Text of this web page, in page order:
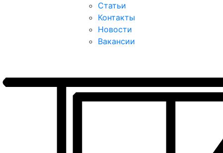
Статьи
Контакты
Новости
Вакансии